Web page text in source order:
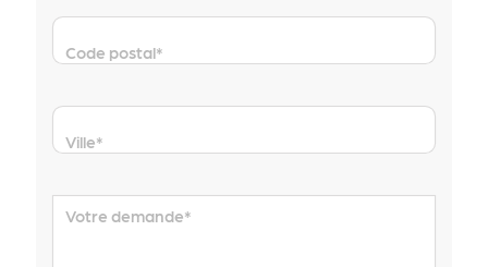
Code postal*
Ville*
Votre demande*